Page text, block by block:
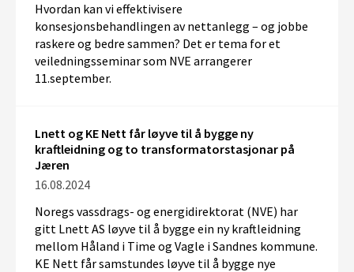
Hvordan kan vi effektivisere
konsesjonsbehandlingen av nettanlegg – og jobbe
raskere og bedre sammen? Det er tema for et
veiledningsseminar som NVE arrangerer
11.september.
Lnett og KE Nett får løyve til å bygge ny
kraftleidning og to transformatorstasjonar på
Jæren
16.08.2024
Noregs vassdrags- og energidirektorat (NVE) har
gitt Lnett AS løyve til å bygge ein ny kraftleidning
mellom Håland i Time og Vagle i Sandnes kommune.
KE Nett får samstundes løyve til å bygge nye